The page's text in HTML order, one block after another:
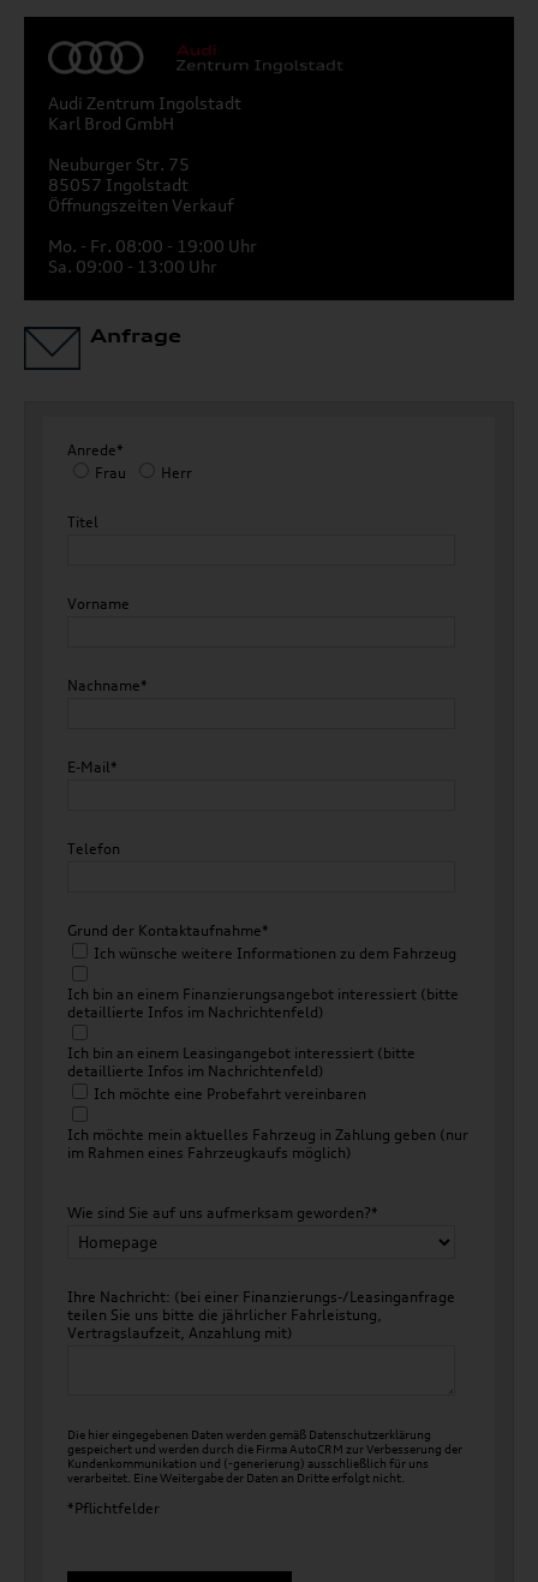
Audi Zentrum Ingolstadt
Karl Brod GmbH
Neuburger Str. 75
85057 Ingolstadt
Öffnungszeiten Verkauf
Mo. - Fr. 08:00 - 19:00 Uhr
Sa. 09:00 - 13:00 Uhr
Anfrage
Anrede*
Frau
Herr
Titel
Vorname
Nachname*
E-Mail*
Telefon
Grund der Kontaktaufnahme*
Ich wünsche weitere Informationen zu dem Fahrzeug
Ich bin an einem Finanzierungsangebot interessiert (bitte
detaillierte Infos im Nachrichtenfeld)
Ich bin an einem Leasingangebot interessiert (bitte
detaillierte Infos im Nachrichtenfeld)
Ich möchte eine Probefahrt vereinbaren
Ich möchte mein aktuelles Fahrzeug in Zahlung geben (nur
im Rahmen eines Fahrzeugkaufs möglich)
Wie sind Sie auf uns aufmerksam geworden?*
Ihre Nachricht: (bei einer Finanzierungs-/Leasinganfrage
teilen Sie uns bitte die jährlicher Fahrleistung,
Vertragslaufzeit, Anzahlung mit)
Die hier eingegebenen Daten werden gemäß Datenschutzerklärung
gespeichert und werden durch die Firma AutoCRM zur Verbesserung der
Kundenkommunikation und (-generierung) ausschließlich für uns
verarbeitet. Eine Weitergabe der Daten an Dritte erfolgt nicht.
*Pflichtfelder